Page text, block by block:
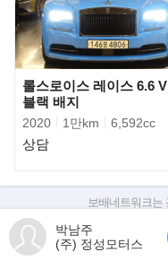
(주) 정성모터스 박남주 팀
지금 이글을 보시는 구매
연이 닿아 저희 매물을 보
글까지 정독해 주신 분이
여드릴수 있도록 노력하겠
기존 제시된 동급차량 가
급 차량처럼 깨끗합니다.
"전국 최저가 보장" 하겠
》허위매물 구분방법
- 차량 가격이 시세보다 터
롤스로이스 레이스 6.6
블랙 배지
2020 1만km 6,592cc
상담
박남주
(주) 정성모터스
보배네트워크는
판매자가 직접 등록한 내
차량 구매 시 차량등
차대번호 조